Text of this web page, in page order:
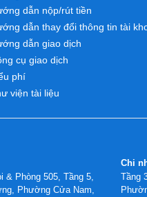
dẫn nộp/rút tiền
dẫn thay đổi thông tin tài
dẫn giao dịch
cụ giao dịch
phí
viện tài liệu
& Phòng 505, Tầng 5,
Phường Cửa Nam,
Chi
Tầng